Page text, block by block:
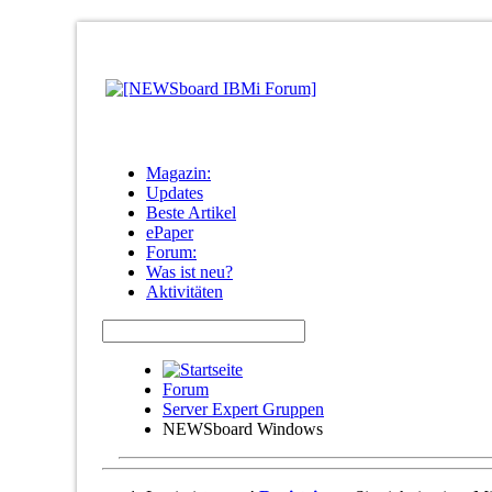
Magazin:
Updates
Beste Artikel
ePaper
Forum:
Was ist neu?
Aktivitäten
Forum
Server Expert Gruppen
NEWSboard Windows